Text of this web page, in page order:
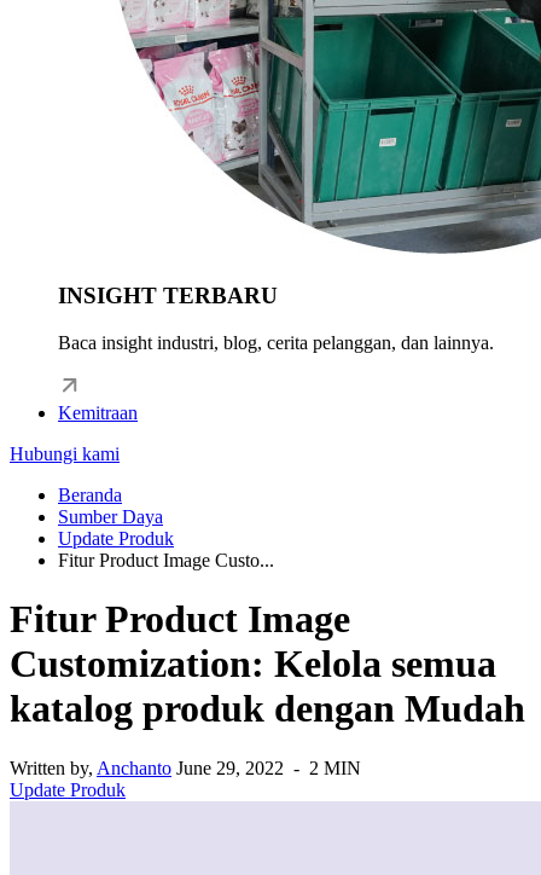
INSIGHT TERBARU
Baca insight industri, blog, cerita pelanggan, dan lainnya.
Kemitraan
Hubungi kami
Beranda
Sumber Daya
Update Produk
Fitur Product Image Custo...
Fitur Product Image
Customization: Kelola semua
katalog produk dengan Mudah
Written by, Anchanto June 29, 2022 - 2 MIN
Update Produk